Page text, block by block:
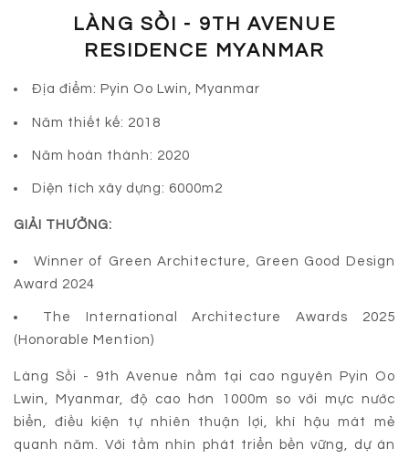
LÀNG SỒI - 9TH AVENUE
RESIDENCE MYANMAR
Địa điểm: Pyin Oo Lwin, Myanmar
Năm thiết kế: 2018
Năm hoàn thành: 2020
Diện tích xây dựng: 6000m2
GIẢI THƯỞNG:
Winner of Green Architecture, Green Good Design
Award 2024
The International Architecture Awards 2025
(Honorable Mention)
Làng Sồi - 9th Avenue nằm tại cao nguyên Pyin Oo
Lwin, Myanmar, độ cao hơn 1000m so với mực nước
biển, điều kiện tự nhiên thuận lợi, khí hậu mát mẻ
quanh năm. Với tầm nhìn phát triển bền vững, dự án